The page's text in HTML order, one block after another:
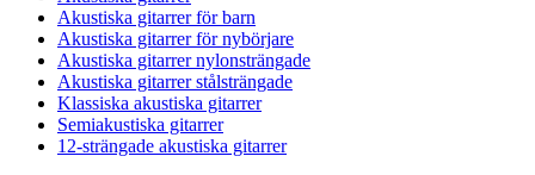
Akustiska gitarrer för barn
Akustiska gitarrer för nybörjare
Akustiska gitarrer nylonsträngade
Akustiska gitarrer stålsträngade
Klassiska akustiska gitarrer
Semiakustiska gitarrer
12-strängade akustiska gitarrer